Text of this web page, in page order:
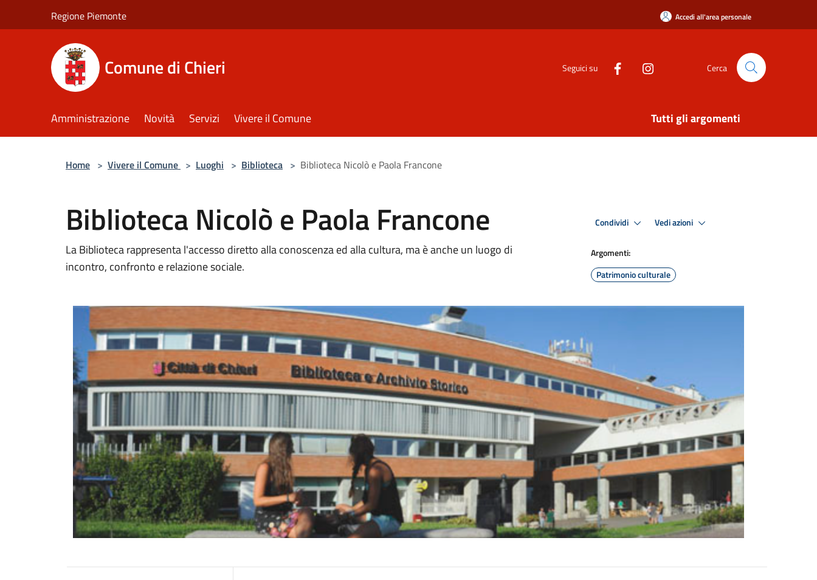
Regione Piemonte Accedi all'area personale
Comune di Chieri Seguici su Cerca
Amministrazione Novità Servizi Vivere il Comune Tutti gli argomenti
Home > Vivere il Comune > Luoghi > Biblioteca > Biblioteca Nicolò e Paola Francone
Biblioteca Nicolò e Paola Francone
La Biblioteca rappresenta l'accesso diretto alla conoscenza ed alla cultura, ma è anche un luogo di
incontro, confronto e relazione sociale.
Condividi Vedi azioni
Argomenti:
Patrimonio culturale